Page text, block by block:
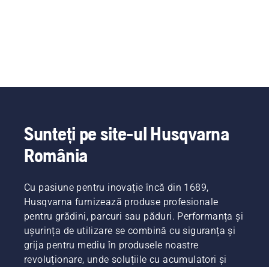
Sunteți pe site-ul Husqvarna
România
Cu pasiune pentru inovație încă din 1689,
Husqvarna furnizează produse profesionale
pentru grădini, parcuri sau păduri. Performanța și
ușurința de utilizare se combină cu siguranța și
grija pentru mediu în produsele noastre
revoluționare, unde soluțiile cu acumulatori și